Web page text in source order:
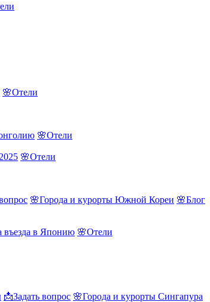
🌸Отели
🌸Отели
🌸Отели
🌸Города и курорты Южной Кореи 🌸Блог
въезда в Японию 🌸Отели
📩Задать вопрос 🌸Города и курорты Сингапура